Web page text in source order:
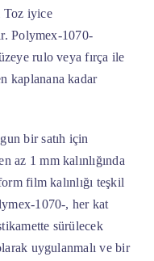
Toz iyice
Polymex-1070-
rulo veya fırça ile
kaplanana kadar
bir satıh için
az 1 mm kalınlığında
film kalınlığı teşkil
1070-, her kat
sürülecek
uygulanmalı ve bir